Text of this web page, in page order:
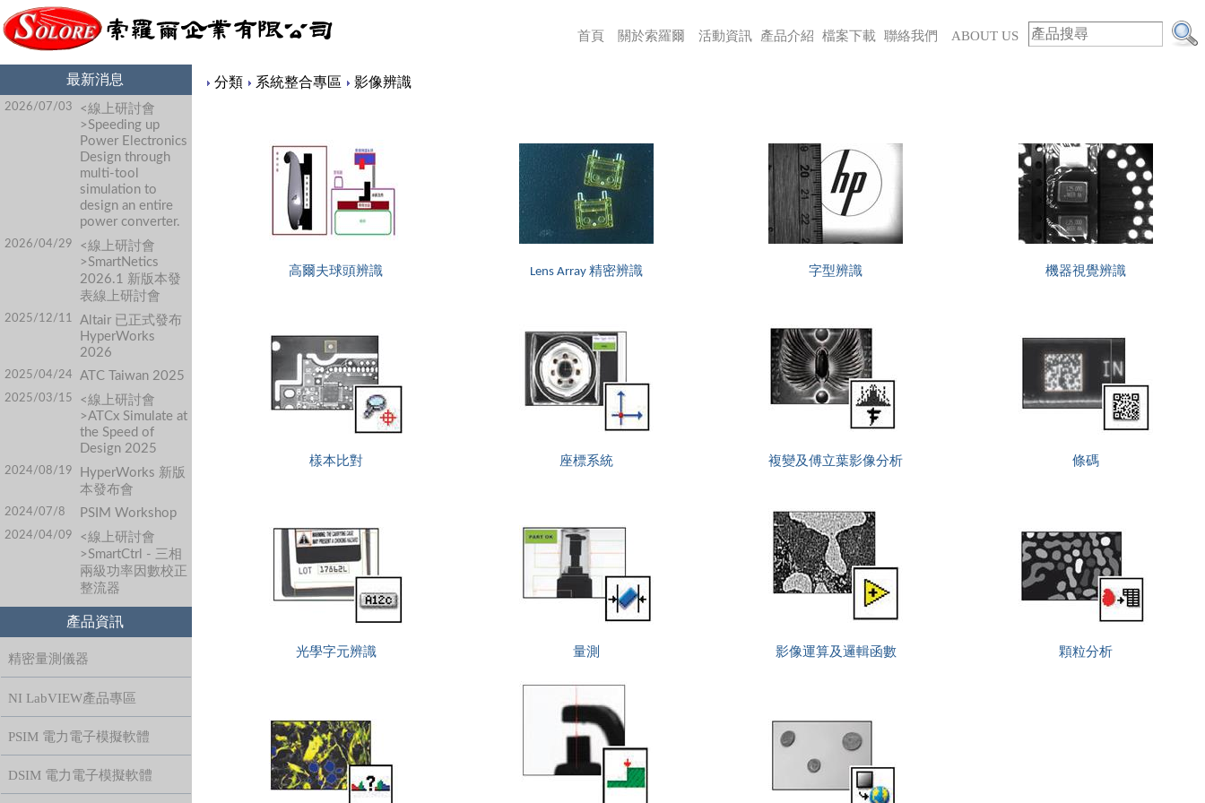
首頁 關於索羅爾 活動資訊 產品介紹 檔案下載 聯絡我們 ABOUT US
最新消息
2026/07/03
<線上研討會
>Speeding up
Power Electronics
Design through
multi-tool
simulation to
design an entire
power converter.
2026/04/29
<線上研討會
>SmartNetics
2026.1 新版本發
表線上研討會
2025/12/11
Altair 已正式發布
HyperWorks
2026
2025/04/24 ATC Taiwan 2025
2025/03/15
<線上研討會
>ATCx Simulate at
the Speed of
Design 2025
2024/08/19
HyperWorks 新版
本發布會
2024/07/8 PSIM Workshop
2024/04/09
<線上研討會
>SmartCtrl - 三相
兩級功率因數校正
整流器
產品資訊
精密量測儀器
NI LabVIEW產品專區
PSIM 電力電子模擬軟體
DSIM 電力電子模擬軟體
Content
分類 系統整合專區 影像辨識
高爾夫球頭辨識 Lens Array 精密辨識 字型辨識 機器視覺辨識
樣本比對 座標系統 複變及傅立葉影像分析 條碼
光學字元辨識 量測 影像運算及邏輯函數 顆粒分析